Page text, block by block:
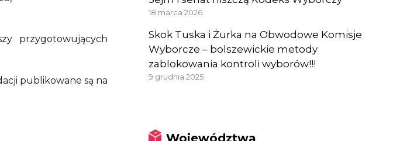
przygotowujących
publikowane są na
18 marca 2026
Skok Tuska i Żurka na Obwodowe Komisje
Wyborcze – bolszewickie metody
zablokowania kontroli wyborów!!!
9 grudnia 2025
Województwa